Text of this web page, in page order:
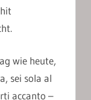
wie heute,
sei sola al
accanto –